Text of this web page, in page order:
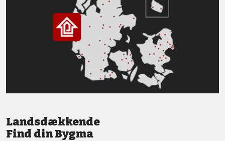
Landsdækkende
Find din Bygma